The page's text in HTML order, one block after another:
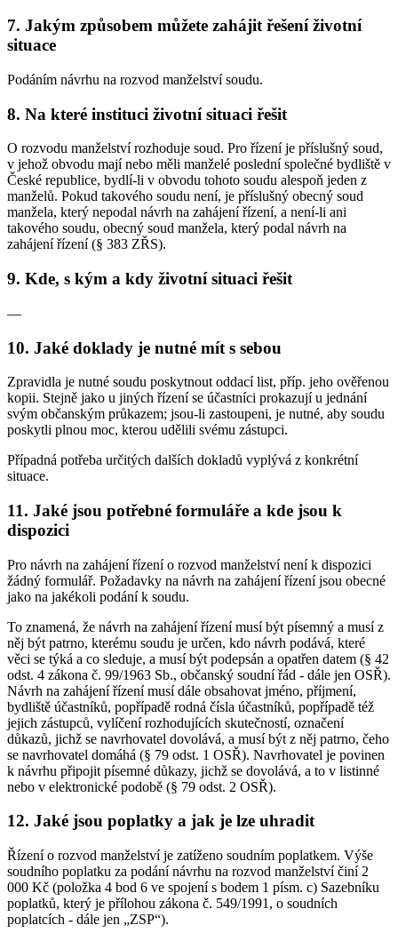
7. Jakým způsobem můžete zahájit řešení životní
situace
Podáním návrhu na rozvod manželství soudu.
8. Na které instituci životní situaci řešit
O rozvodu manželství rozhoduje soud. Pro řízení je příslušný soud,
v jehož obvodu mají nebo měli manželé poslední společné bydliště v
České republice, bydlí-li v obvodu tohoto soudu alespoň jeden z
manželů. Pokud takového soudu není, je příslušný obecný soud
manžela, který nepodal návrh na zahájení řízení, a není-li ani
takového soudu, obecný soud manžela, který podal návrh na
zahájení řízení (§ 383 ZŘS).
9. Kde, s kým a kdy životní situaci řešit
—
10. Jaké doklady je nutné mít s sebou
Zpravidla je nutné soudu poskytnout oddací list, příp. jeho ověřenou
kopii. Stejně jako u jiných řízení se účastníci prokazují u jednání
svým občanským průkazem; jsou-li zastoupeni, je nutné, aby soudu
poskytli plnou moc, kterou udělili svému zástupci.
Případná potřeba určitých dalších dokladů vyplývá z konkrétní
situace.
11. Jaké jsou potřebné formuláře a kde jsou k
dispozici
Pro návrh na zahájení řízení o rozvod manželství není k dispozici
žádný formulář. Požadavky na návrh na zahájení řízení jsou obecné
jako na jakékoli podání k soudu.
To znamená, že návrh na zahájení řízení musí být písemný a musí z
něj být patrno, kterému soudu je určen, kdo návrh podává, které
věci se týká a co sleduje, a musí být podepsán a opatřen datem (§ 42
odst. 4 zákona č. 99/1963 Sb., občanský soudní řád - dále jen OSŘ).
Návrh na zahájení řízení musí dále obsahovat jméno, příjmení,
bydliště účastníků, popřípadě rodná čísla účastníků, popřípadě též
jejich zástupců, vylíčení rozhodujících skutečností, označení
důkazů, jichž se navrhovatel dovolává, a musí být z něj patrno, čeho
se navrhovatel domáhá (§ 79 odst. 1 OSŘ). Navrhovatel je povinen
k návrhu připojit písemné důkazy, jichž se dovolává, a to v listinné
nebo v elektronické podobě (§ 79 odst. 2 OSŘ).
12. Jaké jsou poplatky a jak je lze uhradit
Řízení o rozvod manželství je zatíženo soudním poplatkem. Výše
soudního poplatku za podání návrhu na rozvod manželství činí 2
000 Kč (položka 4 bod 6 ve spojení s bodem 1 písm. c) Sazebníku
poplatků, který je přílohou zákona č. 549/1991, o soudních
poplatcích - dále jen „ZSP“).